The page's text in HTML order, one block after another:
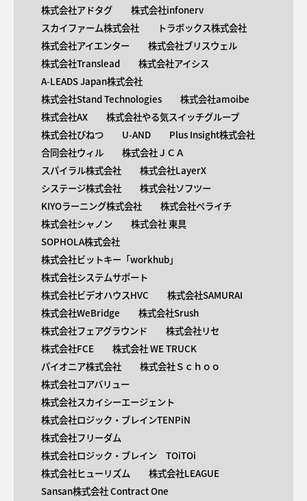
株式会社アドタグ
株式会社infonerv
スカイファーム株式会社
トラボックス株式会社
株式会社アイエンター
株式会社ブリスウェル
株式会社Translead
株式会社アイシス
A-LEADS Japan株式会社
株式会社Stand Technologies
株式会社amoibe
株式会社AX
株式会社やる気スイッチグループ
株式会社びねつ
U-AND
Plus Insight株式会社
合同会社ウィル
株式会社ＪＣＡ
スパイラル株式会社
株式会社LayerX
システージ株式会社
株式会社ソフツー
KIYOラーニング株式会社
株式会社ペライチ
株式会社シャノン
株式会社 東具
SOPHOLA株式会社
株式会社ビットキー「workhub」
株式会社システムサポート
株式会社ビデオハウスHVC
株式会社SAMURAI
株式会社WeBridge
株式会社Srush
株式会社フェアグラウンド
株式会社リセ
株式会社FCE
株式会社 WE TRUCK
パイオニア株式会社
株式会社Ｓｃｈｏｏ
株式会社コアバリュー
株式会社スカイシーエージェント
株式会社ロジック・ブレインTENPiN
株式会社フリーダム
株式会社ロジック・ブレイン TOiTOi
株式会社ヒューリズム
株式会社LEAGUE
Sansan株式会社 Contract One